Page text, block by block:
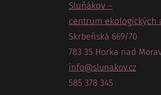
Sluňákov –
centrum ekologických
Skrbeňská 669/70
783 35 Horka nad
info@slunakov.cz
585 378 345